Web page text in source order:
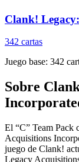
Clank!
342 cartas
Juego base: 342
Sobre
El “C” Team Pack
Acquisitions
juego de Clank!
Legacy